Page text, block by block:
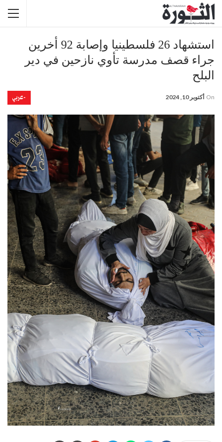
استشهاد 26 فلسطينيا وإصابة 92 أخرين
جراء قصف مدرسة تأوي نازحين في دير
البلح
-عربي On أكتوبر 10, 2024